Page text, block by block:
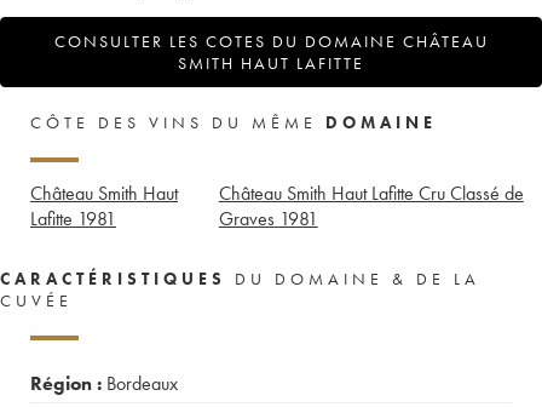
CONSULTER LES COTES DU DOMAINE CHÂTEAU
SMITH HAUT LAFITTE
CÔTE DES VINS DU MÊME DOMAINE
Château Smith Haut
Lafitte 1981
Château Smith Haut Lafitte Cru Classé de
Graves 1981
CARACTÉRISTIQUES
DU DOMAINE & DE LA
CUVÉE
Région : Bordeaux